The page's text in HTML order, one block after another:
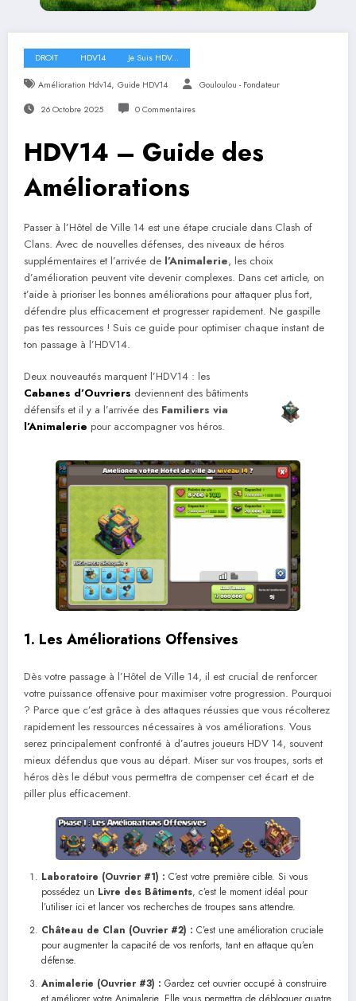
DROIT HDV14 Je Suis HDV...
Amélioration Hdv14, Guide HDV14 Gouloulou - Fondateur
26 Octobre 2025 0 Commentaires
HDV14 – Guide des
Améliorations
Passer à l’Hôtel de Ville 14 est une étape cruciale dans Clash of
Clans. Avec de nouvelles défenses, des niveaux de héros
supplémentaires et l’arrivée de l’Animalerie, les choix
d’amélioration peuvent vite devenir complexes. Dans cet article, on
t’aide à prioriser les bonnes améliorations pour attaquer plus fort,
défendre plus efficacement et progresser rapidement. Ne gaspille
pas tes ressources ! Suis ce guide pour optimiser chaque instant de
ton passage à l’HDV14.
Deux nouveautés marquent l’HDV14 : les
Cabanes d’Ouvriers deviennent des bâtiments
défensifs et il y a l’arrivée des Familiers via
l’Animalerie pour accompagner vos héros.
1. Les Améliorations Offensives
Dès votre passage à l’Hôtel de Ville 14, il est crucial de renforcer
votre puissance offensive pour maximiser votre progression. Pourquoi
? Parce que c’est grâce à des attaques réussies que vous récolterez
rapidement les ressources nécessaires à vos améliorations. Vous
serez principalement confronté à d’autres joueurs HDV 14, souvent
mieux défendus que vous au départ. Miser sur vos troupes, sorts et
héros dès le début vous permettra de compenser cet écart et de
piller plus efficacement.
Laboratoire (Ouvrier #1) : C’est votre première cible. Si vous
possédez un Livre des Bâtiments, c’est le moment idéal pour
l’utiliser ici et lancer vos recherches de troupes sans attendre.
Château de Clan (Ouvrier #2) : C’est une amélioration cruciale
pour augmenter la capacité de vos renforts, tant en attaque qu’en
défense.
Animalerie (Ouvrier #3) : Gardez cet ouvrier occupé à construire